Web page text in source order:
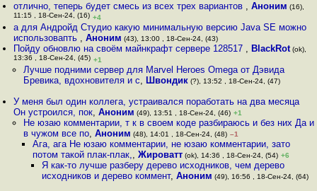
отлично, теперь будет смесь из всех трех вариантов ,Аноним (16),
11:15 , 18-Сен-24, (16) +4
а для Андройд Студио какую минимальную версию Java SE можно
использовапть ,Аноним (43), 13:00 , 18-Сен-24, (43)
Пойду обновлю на своём майнкрафт сервере 128517 , BlackRot (ok),
13:36 , 18-Сен-24, (45) +1
Лучше подними сервер для Marvel Heroes Omega от Дэвида
Бревика, вдохновителя и с, Швондик(?), 13:52 , 18-Сен-24, (47)
У меня был один коллега, устраивался поработать на два месяца
Он устроился, пок,Аноним (49), 13:51 , 18-Сен-24, (46) +1
Не юзаю комментарии, т к в своем коде разбираюсь и без них Да и
в чужом все по, Аноним (48), 14:01 , 18-Сен-24, (48) –1
Ага, ага Не юзаю комментарии, не юзаю комментарии, зато
потом такой плак-плак,, Жироватт(ok), 14:36 , 18-Сен-24, (54) +6
Я как-то лучше разберу дерево исходников, чем дерево
исходников и дерево коммент,Аноним (49), 16:56 , 18-Сен-24, (64)